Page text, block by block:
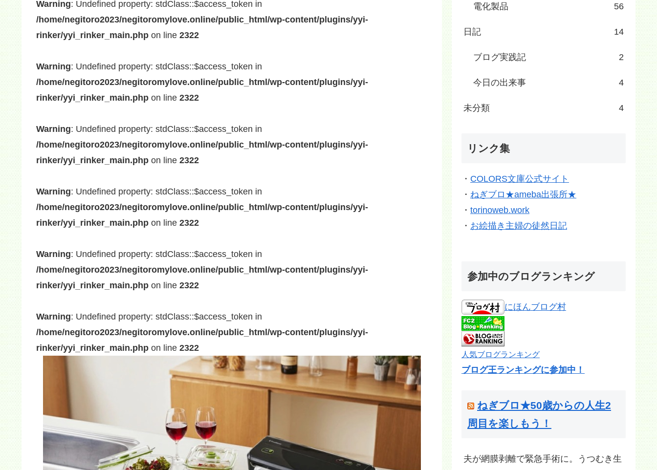
Warning: Undefined property: stdClass::$access_token in
/home/negitoro2023/negitoromylove.online/public_html/wp-content/plugins/yyi-
rinker/yyi_rinker_main.php on line 2322
Warning: Undefined property: stdClass::$access_token in
/home/negitoro2023/negitoromylove.online/public_html/wp-content/plugins/yyi-
rinker/yyi_rinker_main.php on line 2322
Warning: Undefined property: stdClass::$access_token in
/home/negitoro2023/negitoromylove.online/public_html/wp-content/plugins/yyi-
rinker/yyi_rinker_main.php on line 2322
Warning: Undefined property: stdClass::$access_token in
/home/negitoro2023/negitoromylove.online/public_html/wp-content/plugins/yyi-
rinker/yyi_rinker_main.php on line 2322
Warning: Undefined property: stdClass::$access_token in
/home/negitoro2023/negitoromylove.online/public_html/wp-content/plugins/yyi-
rinker/yyi_rinker_main.php on line 2322
Warning: Undefined property: stdClass::$access_token in
/home/negitoro2023/negitoromylove.online/public_html/wp-content/plugins/yyi-
rinker/yyi_rinker_main.php on line 2322
電化製品 56
日記 14
ブログ実践記 2
今日の出来事 4
未分類 4
リンク集
・ COLORS文庫公式サイト
・ ねぎブロ★ameba出張所★
・ torinoweb.work
・ お絵描き主婦の徒然日記
参加中のブログランキング
にほんブログ村
人気ブログランキング
ブログ王ランキングに参加中！
ねぎブロ★50歳からの人生2
周目を楽しもう！
夫が網膜剥離で緊急手術に。うつむき生